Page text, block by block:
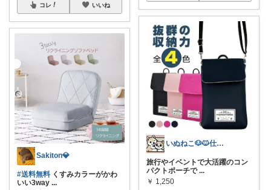
コレ いいね
Sakiton💎
#送料無料 くすみカラーがかわ
いい3way ...
いぬねこ🐶🐱仕事も暮らしも楽しく☺︎
旅行やイベントで大活躍のコン
パクトポーチで ...
￥ 1,250